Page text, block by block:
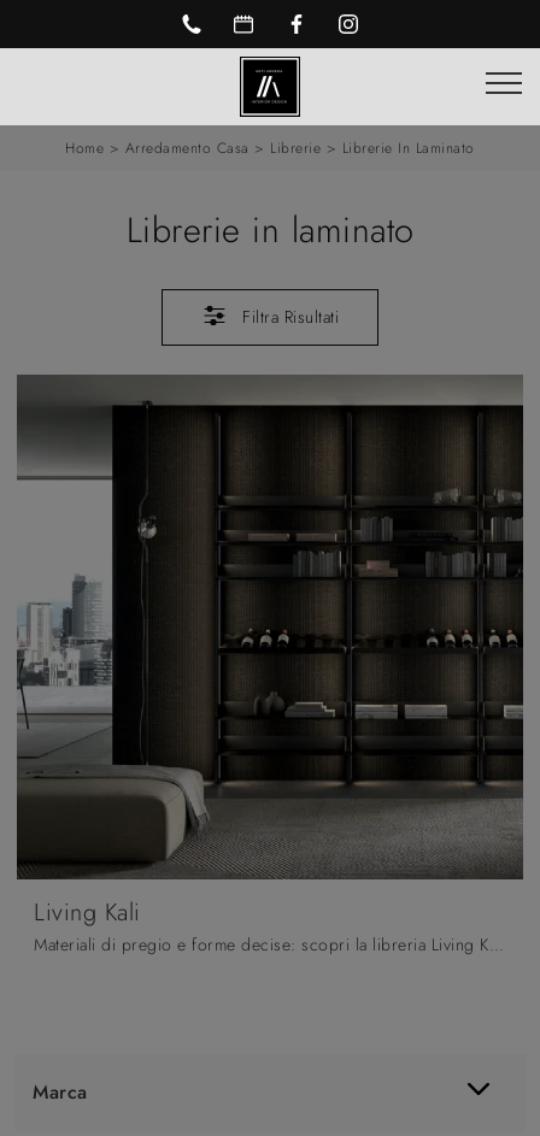
Home > Arredamento Casa > Librerie > Librerie In Laminato
Librerie in laminato
Marca
Filtra Risultati
Living Kali
Materiali di pregio e forme decise: scopri la libreria Living Kali di Arredo3 tra le più belle Librerie moderne componibili.